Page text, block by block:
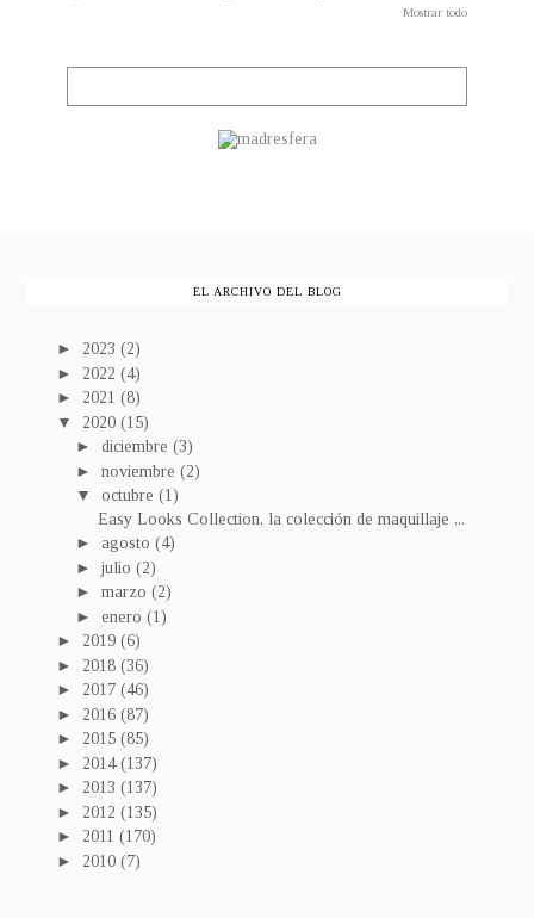
Mostrar todo
EL ARCHIVO DEL BLOG
► 2023 (2)
► 2022 (4)
► 2021 (8)
▼ 2020 (15)
►diciembre(3)
►noviembre(2)
▼octubre(1)
Easy Looks Collection, la colección de maquillaje ...
►agosto(4)
►julio(2)
►marzo(2)
►enero(1)
► 2019 (6)
► 2018 (36)
► 2017 (46)
► 2016 (87)
► 2015 (85)
► 2014 (137)
► 2013 (137)
► 2012 (135)
► 2011 (170)
► 2010 (7)